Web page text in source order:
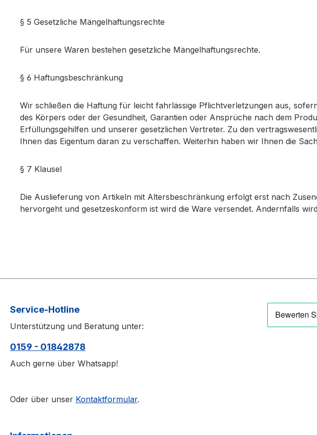
§ 5 Gesetzliche Mängelhaftungsrechte
Für unsere Waren bestehen gesetzliche Mängelhaftungsrechte.
§ 6 Haftungsbeschränkung
Wir schließen die Haftung für leicht fahrlässige Pflichtverletzungen aus,
des Körpers oder der Gesundheit, Garantien oder Ansprüche nach dem
Erfüllungsgehilfen und unserer gesetzlichen Vertreter. Zu den
Ihnen das Eigentum daran zu verschaffen. Weiterhin haben wir Ihnen die
§ 7 Klausel
Die Auslieferung von Artikeln mit Altersbeschränkung erfolgt erst nach
hervorgeht und gesetzeskonform ist wird die Ware versendet. Andernfalls
Service-Hotline
Unterstützung und Beratung unter:
0159 - 01842878
Auch gerne über Whatsapp!
Oder über unser Kontaktformular.